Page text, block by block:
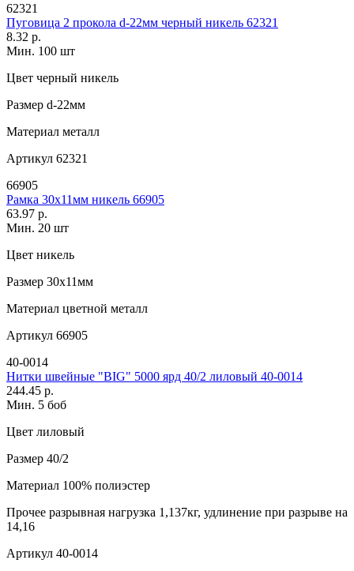
62321
Пуговица 2 прокола d-22мм черный никель 62321
8.32 р.
Мин. 100 шт
Цвет черный никель
Размер d-22мм
Материал металл
Артикул 62321
66905
Рамка 30х11мм никель 66905
63.97 р.
Мин. 20 шт
Цвет никель
Размер 30х11мм
Материал цветной металл
Артикул 66905
40-0014
Нитки швейные "BIG" 5000 ярд 40/2 лиловый 40-0014
244.45 р.
Мин. 5 боб
Цвет лиловый
Размер 40/2
Материал 100% полиэстер
Прочее разрывная нагрузка 1,137кг, удлинение при разрыве на
14,16
Артикул 40-0014